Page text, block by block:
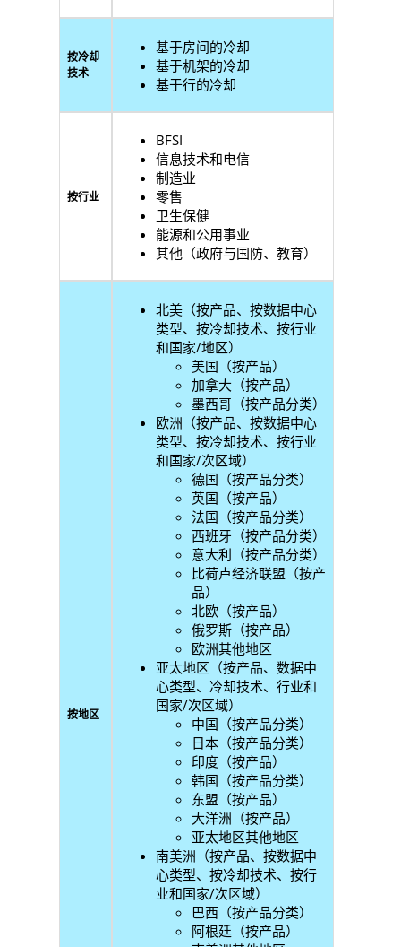
按冷却
技术
基于房间的冷却
基于机架的冷却
基于行的冷却
按行业
BFSI
信息技术和电信
制造业
零售
卫生保健
能源和公用事业
其他（政府与国防、教育）
按地区
北美（按产品、按数据中心
类型、按冷却技术、按行业
和国家/地区）
美国（按产品）
加拿大（按产品）
墨西哥（按产品分类）
欧洲（按产品、按数据中心
类型、按冷却技术、按行业
和国家/次区域）
德国（按产品分类）
英国（按产品）
法国（按产品分类）
西班牙（按产品分类）
意大利（按产品分类）
比荷卢经济联盟（按产
品）
北欧（按产品）
俄罗斯（按产品）
欧洲其他地区
亚太地区（按产品、数据中
心类型、冷却技术、行业和
国家/次区域）
中国（按产品分类）
日本（按产品分类）
印度（按产品）
韩国（按产品分类）
东盟（按产品）
大洋洲（按产品）
亚太地区其他地区
南美洲（按产品、按数据中
心类型、按冷却技术、按行
业和国家/次区域）
巴西（按产品分类）
阿根廷（按产品）